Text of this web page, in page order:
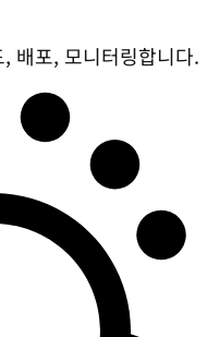
배포, 모니터링합니다.